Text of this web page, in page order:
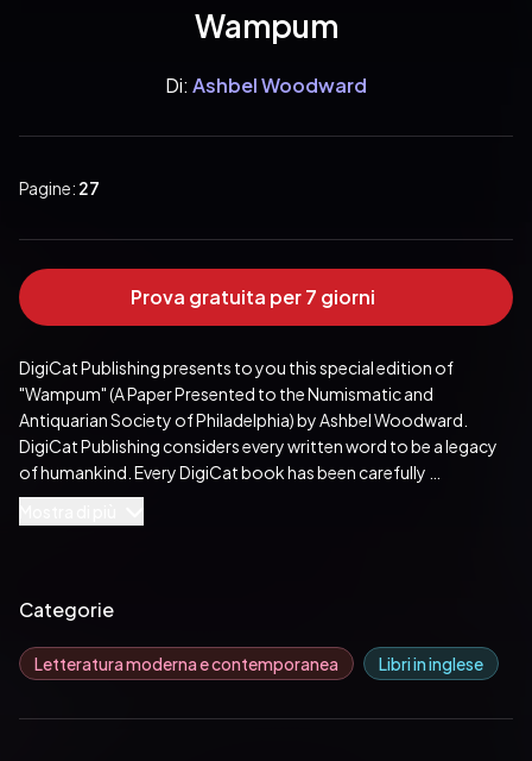
Wampum
Di: Ashbel Woodward
Pagine: 27
Prova gratuita per 7 giorni
DigiCat Publishing presents to you this special edition of
"Wampum" (A Paper Presented to the Numismatic and
Antiquarian Society of Philadelphia) by Ashbel Woodward.
DigiCat Publishing considers every written word to be a legacy
of humankind. Every DigiCat book has been carefully
reproduced for republishing in a new modern format. The
books are available in print, as well as ebooks. DigiCat hopes
Pubblicato da:  DigiCat
Categorie
Letteratura moderna e contemporanea Libri in inglese